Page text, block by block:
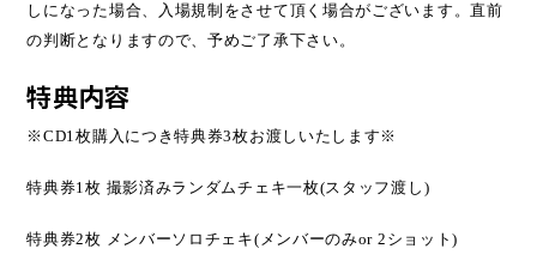
しになった場合、入場規制をさせて頂く場合がございます。直前
の判断となりますので、予めご了承下さい。
特典内容
※CD1枚購入につき特典券3枚お渡しいたします※
特典券1枚 撮影済みランダムチェキ一枚(スタッフ渡し)
特典券2枚 メンバーソロチェキ(メンバーのみor 2ショット)